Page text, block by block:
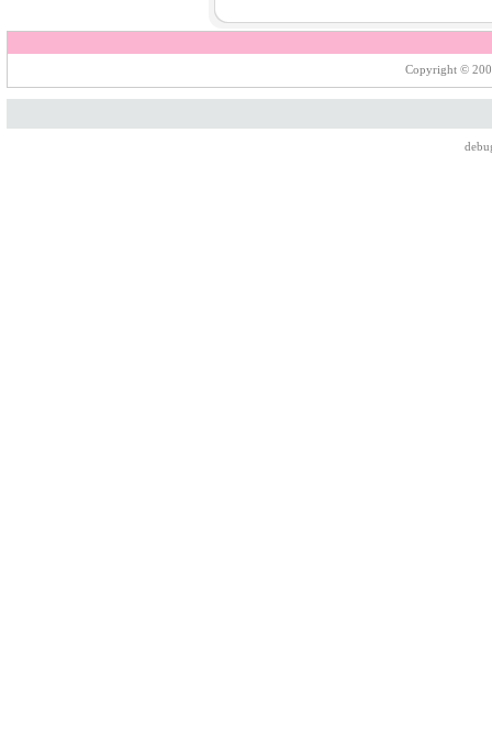
8.【平裝版藍光】[英] 玩命關頭 X /
Copyright ©